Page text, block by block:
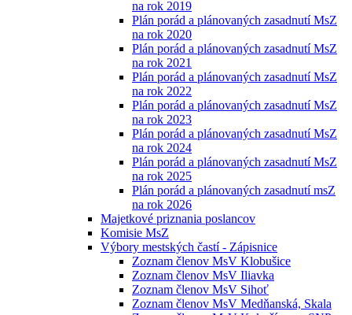
na rok 2019
Plán porád a plánovaných zasadnutí MsZ
na rok 2020
Plán porád a plánovaných zasadnutí MsZ
na rok 2021
Plán porád a plánovaných zasadnutí MsZ
na rok 2022
Plán porád a plánovaných zasadnutí MsZ
na rok 2023
Plán porád a plánovaných zasadnutí MsZ
na rok 2024
Plán porád a plánovaných zasadnutí MsZ
na rok 2025
Plán porád a plánovaných zasadnutí msZ
na rok 2026
Majetkové priznania poslancov
Komisie MsZ
Výbory mestských častí - Zápisnice
Zoznam členov MsV Klobušice
Zoznam členov MsV Iliavka
Zoznam členov MsV Sihoť
Zoznam členov MsV Medňanská, Skala